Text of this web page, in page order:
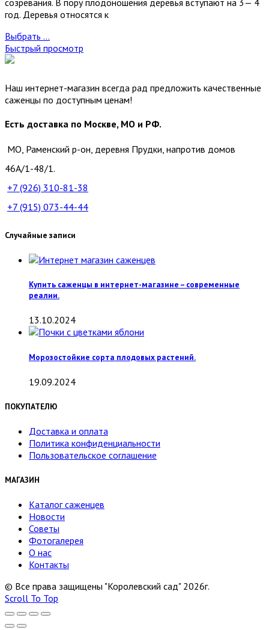
год. Деревья относятся к
Выбрать ...
Быстрый просмотр
Наш интернет-магазин всегда рад предложить качественные
саженцы по доступным ценам!
Есть доставка по Москве, МО и РФ.
МО, Раменский р-он, деревня Прудки, напротив домов
46А/1-48/1.
+7 (926) 310-81-38
+7 (915) 073-44-44
Случайные записи
Купить саженцы в интернет-магазине – современные
реалии.
13.10.2024
Морозостойкие сорта плодовых растений.
19.09.2024
ПОКУПАТЕЛЮ
Доставка и оплата
Политика конфиденциальности
Пользовательское соглашение
МАГАЗИН
Каталог саженцев
Новости
Советы
Фотогалерея
О нас
Контакты
© Все права защищены "Королевский сад" 2026г.
Scroll To Top